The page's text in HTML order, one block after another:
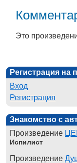
Это
Регистрация на
Вход
Регистрация
Знакомство с
Произведение
Испилист
Произведение